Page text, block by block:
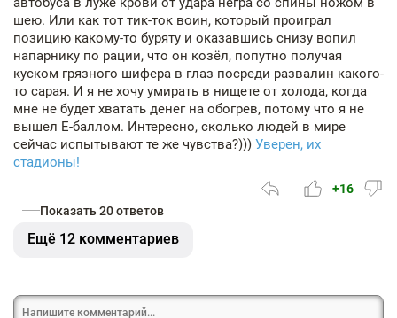
шею. Или как тот тик-ток воин, который проиграл
позицию какому-то буряту и оказавшись снизу вопил
напарнику по рации, что он козёл, попутно получая
куском грязного шифера в глаз посреди развалин какого-
то сарая. И я не хочу умирать в нищете от холода, когда
мне не будет хватать денег на обогрев, потому что я не
вышел Е-баллом. Интересно, сколько людей в мире
сейчас испытывают те же чувства?))) Уверен, их
стадионы!
+16
Показать 20 ответов
Ещё 12 комментариев